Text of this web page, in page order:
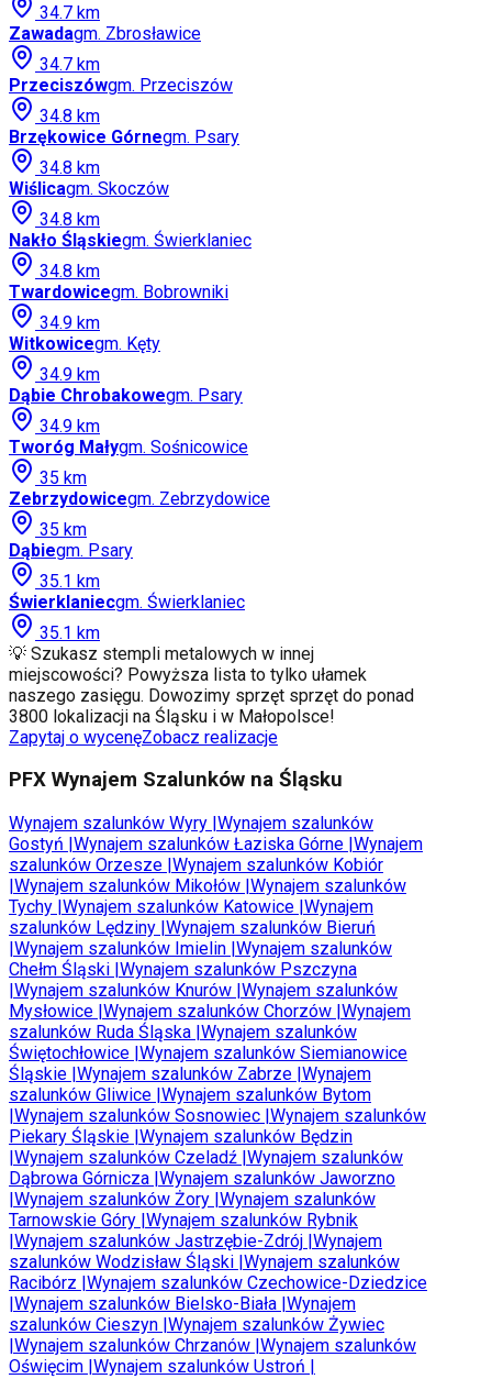
34.7 km
Zawadagm. Zbrosławice
34.7 km
Przeciszówgm. Przeciszów
34.8 km
Brzękowice Górnegm. Psary
34.8 km
Wiślicagm. Skoczów
34.8 km
Nakło Śląskiegm. Świerklaniec
34.8 km
Twardowicegm. Bobrowniki
34.9 km
Witkowicegm. Kęty
34.9 km
Dąbie Chrobakowegm. Psary
34.9 km
Tworóg Małygm. Sośnicowice
35 km
Zebrzydowicegm. Zebrzydowice
35 km
Dąbiegm. Psary
35.1 km
Świerklaniecgm. Świerklaniec
35.1 km
💡 Szukasz stempli metalowych w innej
miejscowości? Powyższa lista to tylko ułamek
naszego zasięgu. Dowozimy sprzęt sprzęt do ponad
3800 lokalizacji na Śląsku i w Małopolsce!
Zapytaj o wycenęZobacz realizacje
PFX Wynajem Szalunków na Śląsku
Wynajem szalunków Wyry Wynajem szalunków
Gostyń Wynajem szalunków Łaziska Górne Wynajem
szalunków Orzesze Wynajem szalunków Kobiór
Wynajem szalunków Mikołów Wynajem szalunków
Tychy Wynajem szalunków Katowice Wynajem
szalunków Lędziny Wynajem szalunków Bieruń
Wynajem szalunków Imielin Wynajem szalunków
Chełm Śląski Wynajem szalunków Pszczyna
Wynajem szalunków Knurów Wynajem szalunków
Mysłowice Wynajem szalunków Chorzów Wynajem
szalunków Ruda Śląska Wynajem szalunków
Świętochłowice Wynajem szalunków Siemianowice
Śląskie Wynajem szalunków Zabrze Wynajem
szalunków Gliwice Wynajem szalunków Bytom
Wynajem szalunków Sosnowiec Wynajem szalunków
Piekary Śląskie Wynajem szalunków Będzin
Wynajem szalunków Czeladź Wynajem szalunków
Dąbrowa Górnicza Wynajem szalunków Jaworzno
Wynajem szalunków Żory Wynajem szalunków
Tarnowskie Góry Wynajem szalunków Rybnik
Wynajem szalunków Jastrzębie-Zdrój Wynajem
szalunków Wodzisław Śląski Wynajem szalunków
Racibórz Wynajem szalunków Czechowice-Dziedzice
Wynajem szalunków Bielsko-Biała Wynajem
szalunków Cieszyn Wynajem szalunków Żywiec
Wynajem szalunków Chrzanów Wynajem szalunków
Oświęcim Wynajem szalunków Ustroń